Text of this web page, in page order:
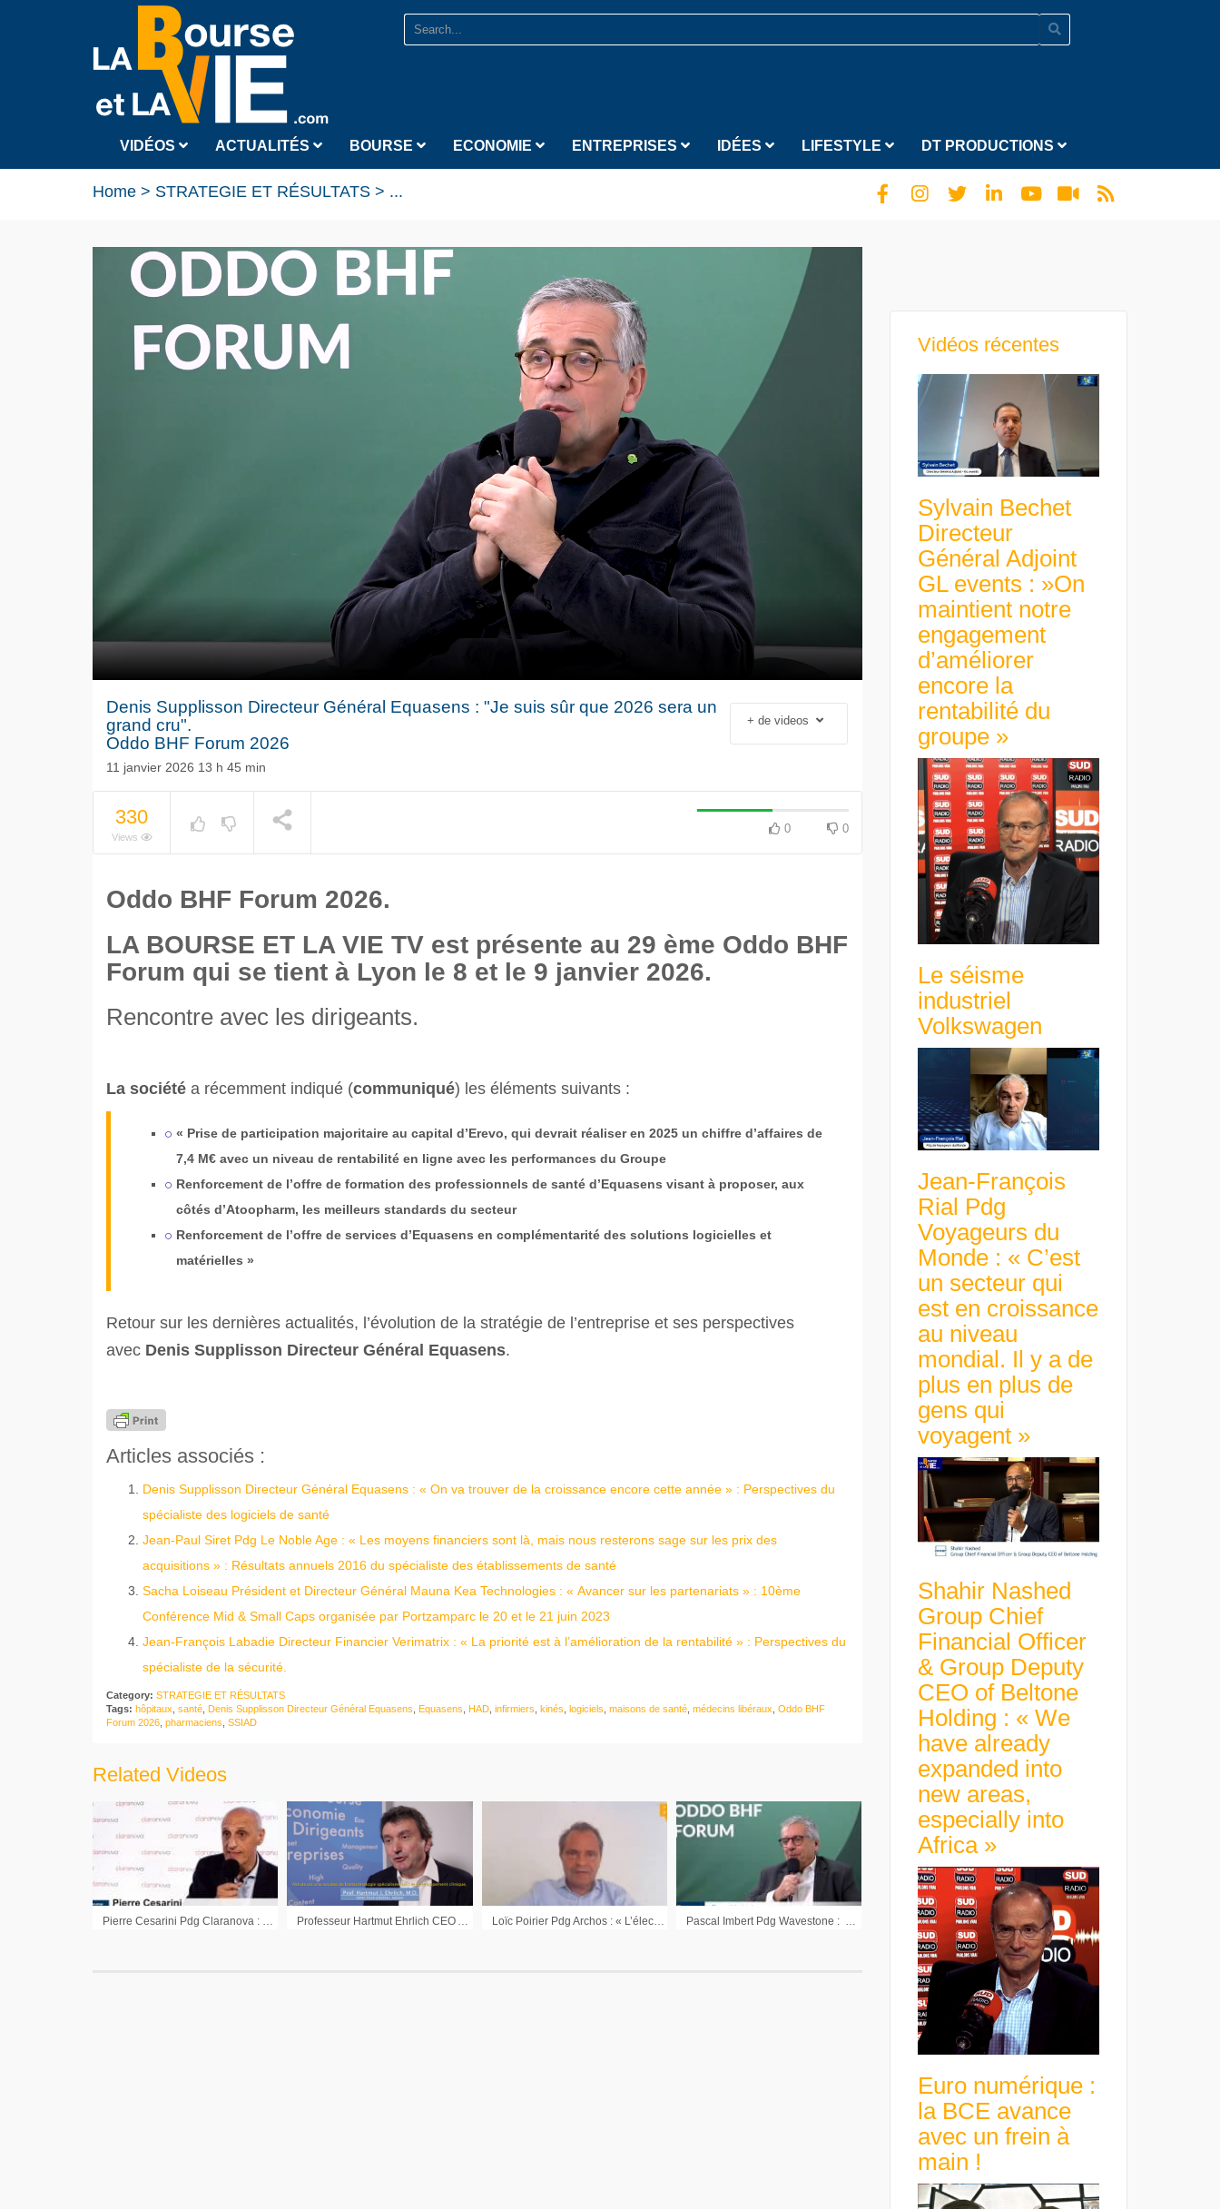
VIDÉOS ACTUALITÉS BOURSE ECONOMIE ENTREPRISES IDÉES LIFESTYLE DT PRODUCTIONS
Home > STRATEGIE ET RÉSULTATS > ...
10
minutes,
0%
NOW PLAYING
Euro numérique : la BCE
avance avec un frein à main !
Denis Supplisson Directeur Général Equasens : "Je suis sûr que 2026 sera un
grand cru".
Oddo BHF Forum 2026
11 janvier 2026 13 h 45 min
+ de videos
330
Views
0 0
Oddo BHF Forum 2026.
LA BOURSE ET LA VIE TV est présente au 29 ème Oddo BHF
Forum qui se tient à Lyon le 8 et le 9 janvier 2026.
Rencontre avec les dirigeants.
La société a récemment indiqué (communiqué) les éléments suivants :
« Prise de participation majoritaire au capital d’Erevo, qui devrait réaliser en 2025 un chiffre d’affaires de
7,4 M€ avec un niveau de rentabilité en ligne avec les performances du Groupe
Renforcement de l’offre de formation des professionnels de santé d’Equasens visant à proposer, aux
côtés d’Atoopharm, les meilleurs standards du secteur
Renforcement de l’offre de services d’Equasens en complémentarité des solutions logicielles et
matérielles »
Retour sur les dernières actualités, l’évolution de la stratégie de l’entreprise et ses perspectives
avec Denis Supplisson Directeur Général Equasens.
Articles associés :
Denis Supplisson Directeur Général Equasens : « On va trouver de la croissance encore cette année » : Perspectives du
spécialiste des logiciels de santé
Jean-Paul Siret Pdg Le Noble Age : « Les moyens financiers sont là, mais nous resterons sage sur les prix des
acquisitions » : Résultats annuels 2016 du spécialiste des établissements de santé
Sacha Loiseau Président et Directeur Général Mauna Kea Technologies : « Avancer sur les partenariats » : 10ème
Conférence Mid & Small Caps organisée par Portzamparc le 20 et le 21 juin 2023
Jean-François Labadie Directeur Financier Verimatrix : « La priorité est à l’amélioration de la rentabilité » : Perspectives du
spécialiste de la sécurité.
Category: STRATEGIE ET RÉSULTATS
Tags: hôpitaux santé Denis Supplisson Directeur Général Equasens Equasens HAD infirmiers kinés logiciels maisons de santé médecins libéraux Oddo BHF
Forum 2026 pharmaciens SSIAD
Related Videos
Loïc Poirier Pdg Archos : « L’électronique grand public ne fera plus que 50% du groupe »
Vidéos récentes
Sylvain Bechet
Directeur
Général Adjoint
GL events : »On
maintient notre
engagement
d’améliorer
encore la
rentabilité du
groupe »
Le séisme
industriel
Volkswagen
Jean-François
Rial Pdg
Voyageurs du
Monde : « C’est
un secteur qui
est en croissance
au niveau
mondial. Il y a de
plus en plus de
gens qui
voyagent »
Shahir Nashed
Group Chief
Financial Officer
& Group Deputy
CEO of Beltone
Holding : « We
have already
expanded into
new areas,
especially into
Africa »
Euro numérique :
la BCE avance
avec un frein à
main !